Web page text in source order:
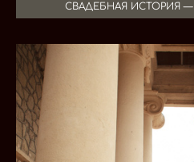
СВАДЕБНАЯ ИСТОРИЯ